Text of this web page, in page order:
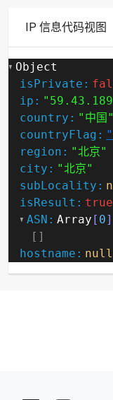
IP 信息代码视图
Object
isPrivate:
ip:
country: "中国"
countryFlag:
region: "北京"
city: "北京"
subLocality:
isResult: true
ASN: Array [ 0]
hostname: null